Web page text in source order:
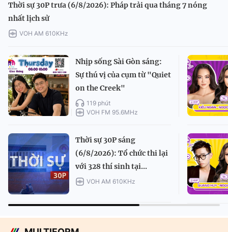
Thời sự 30P trưa (6/8/2026): Pháp trải qua tháng 7 nóng
nhất lịch sử
VOH AM 610KHz
Nhịp sống Sài Gòn sáng:
Sự thú vị của cụm từ "Quiet
on the Creek"
119 phút
VOH FM 95.6MHz
Thời sự 30P sáng
(6/8/2026): Tổ chức thi lại
với 328 thí sinh tại...
VOH AM 610KHz